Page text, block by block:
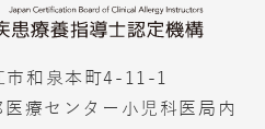
和泉本町4-11-1
療センター小児科医局内